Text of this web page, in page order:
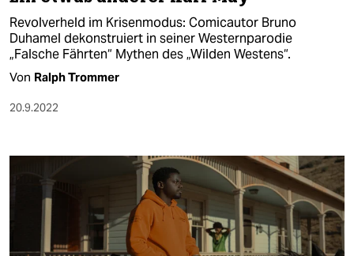
Revolverheld im Krisenmodus: Comicautor Bruno
Duhamel dekonstruiert in seiner Westernparodie
„Falsche Fährten“ Mythen des „Wilden Westens“.
Von Ralph Trommer
20.9.2022